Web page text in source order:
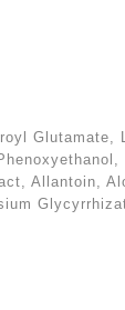
Glutamate,
Allantoin,